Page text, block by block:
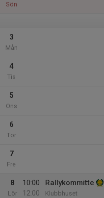
Sön
3
Mån
4
Tis
5
Ons
6
Tor
7
Fre
8
Lör
10:00
12:00
Rallykommitte
Klubbhuset